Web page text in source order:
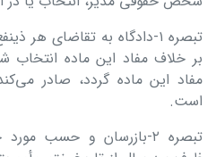
تبصره ۱-دادگاه به تقاضای
بر خلاف مفاد این ماده
مفاد این ‌ماده گردد، صادر
است.
تبصره ۲-بازرسان و حسب